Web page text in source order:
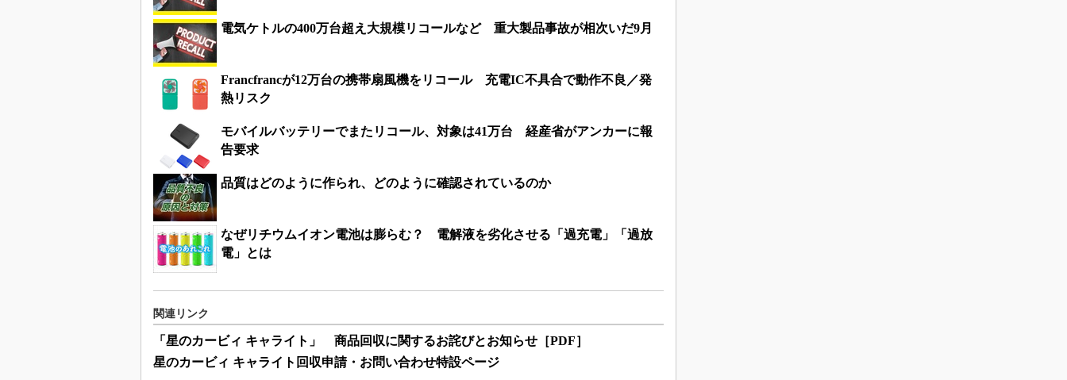
電気ケトルの400万台超え大規模リコールなど 重大製品事故が相次いだ9月
Francfrancが12万台の携帯扇風機をリコール 充電IC不具合で動作不良／発
熱リスク
モバイルバッテリーでまたリコール、対象は41万台 経産省がアンカーに報
告要求
品質はどのように作られ、どのように確認されているのか
なぜリチウムイオン電池は膨らむ？ 電解液を劣化させる「過充電」「過放
電」とは
関連リンク
「星のカービィ キャライト」 商品回収に関するお詫びとお知らせ［PDF］
星のカービィ キャライト回収申請・お問い合わせ特設ページ